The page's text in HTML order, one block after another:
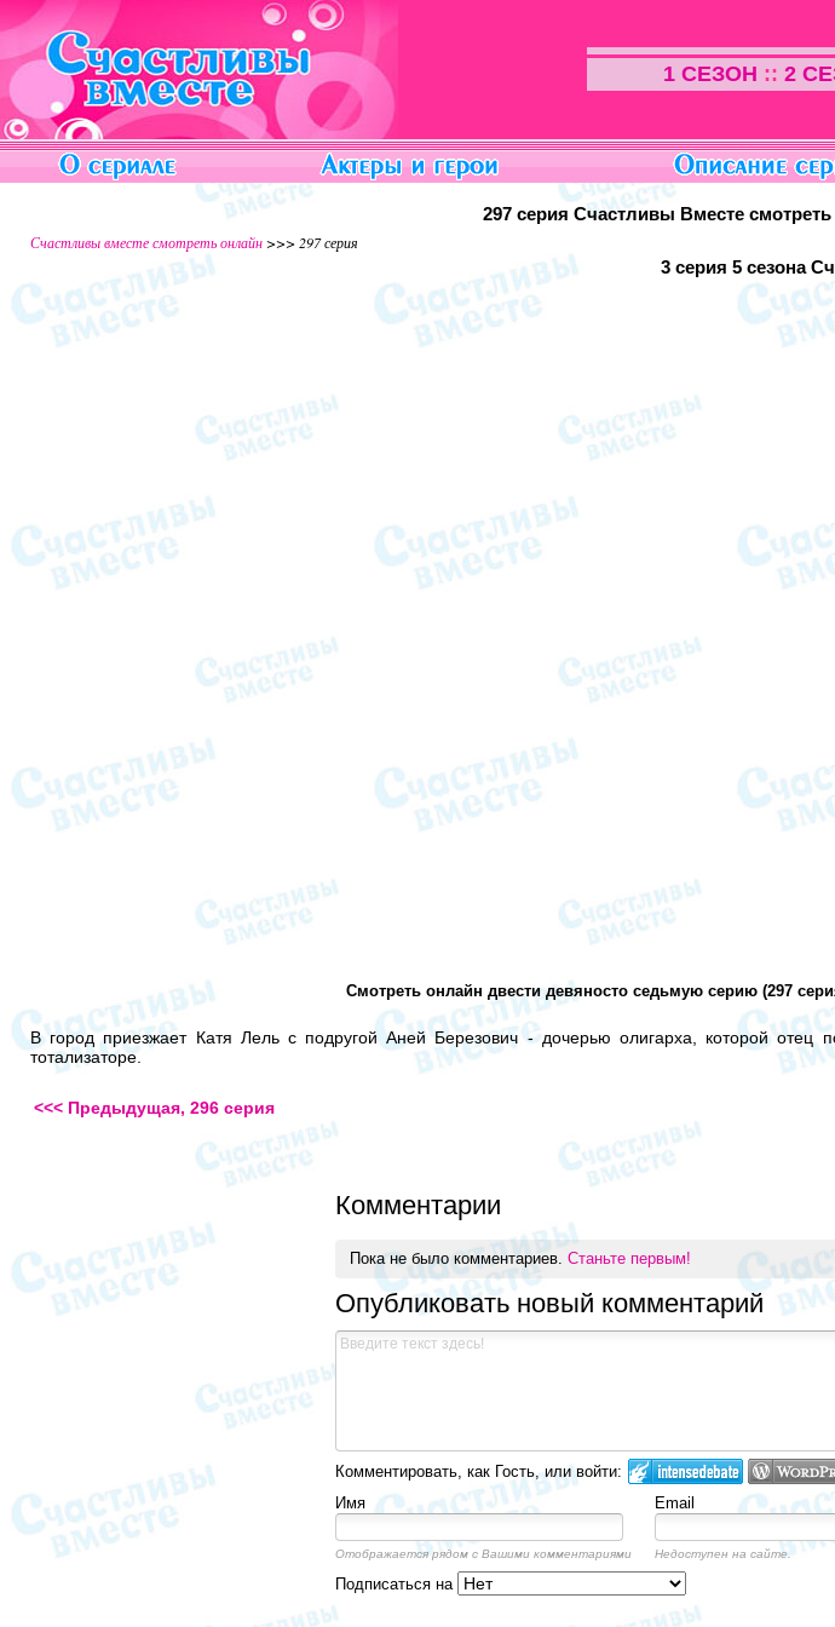
1 СЕЗОН :: 2
297 серия Счастливы Вместе
Счастливы вместе смотреть онлайн>>> 297 серия
3 серия 5 сезона
Смотреть онлайн двести девяносто седьмую серию (297
В город приезжает Катя Лель с подругой Аней Березович - дочерью олигарха, которой
тотализаторе.
<<< Предыдущая, 296 серия
Комментарии
Пока не было комментариев. Станьте первым!
Опубликовать новый комментарий
Комментировать, как Гость, или войти:
Имя
Email
Отображается рядом с Вашими комментариями Недоступен на сайте.
Подписаться на